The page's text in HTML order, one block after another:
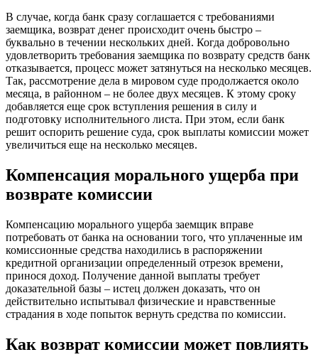
В случае, когда банк сразу соглашается с требованиями
заемщика, возврат денег происходит очень быстро –
буквально в течении нескольких дней. Когда добровольно
удовлетворить требования заемщика по возврату средств банк
отказывается, процесс может затянуться на несколько месяцев.
Так, рассмотрение дела в мировом суде продолжается около
месяца, в районном – не более двух месяцев. К этому сроку
добавляется еще срок вступления решения в силу и
подготовку исполнительного листа. При этом, если банк
решит оспорить решение суда, срок выплаты комиссии может
увеличиться еще на несколько месяцев.
Компенсация морального ущерба при
возврате комиссии
Компенсацию морального ущерба заемщик вправе
потребовать от банка на основании того, что уплаченные им
комиссионные средства находились в распоряжении
кредитной организации определенный отрезок времени,
принося доход. Получение данной выплаты требует
доказательной базы – истец должен доказать, что он
действительно испытывал физические и нравственные
страдания в ходе попыток вернуть средства по комиссии.
Как возврат комиссии может повлиять